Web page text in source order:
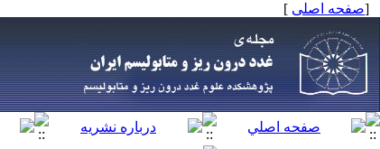
[صفحه اصلی ]